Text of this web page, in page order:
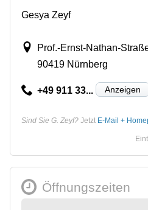
Gesya Zeyf
Prof.-Ernst-Nathan-
90419 Nürnberg
+49 911 33... Anzeigen
Sind Sie G. Zeyf? Jetzt E-Mail +
Öffnungszeiten